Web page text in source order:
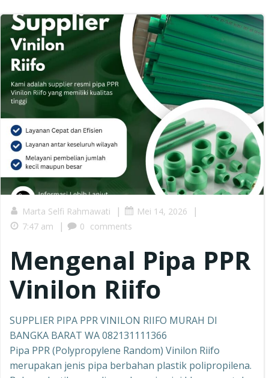
Marta Selfi Rahmawati | Mei 14, 2026 |
7:47 am | 0 comments
Mengenal Pipa PPR
Vinilon Riifo
SUPPLIER PIPA PPR VINILON RIIFO MURAH DI
BANGKA BARAT WA 082131111366
Pipa PPR (Polypropylene Random) Vinilon Riifo
merupakan jenis pipa berbahan plastik polipropilena.